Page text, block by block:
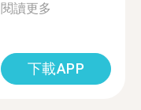
閱讀更多
下載APP